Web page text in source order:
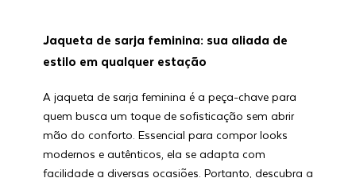
Jaqueta de sarja feminina: sua aliada de
estilo em qualquer estação
A jaqueta de sarja feminina é a peça-chave para
quem busca um toque de sofisticação sem abrir
mão do conforto. Essencial para compor looks
modernos e autênticos, ela se adapta com
facilidade a diversas ocasiões. Portanto, descubra a